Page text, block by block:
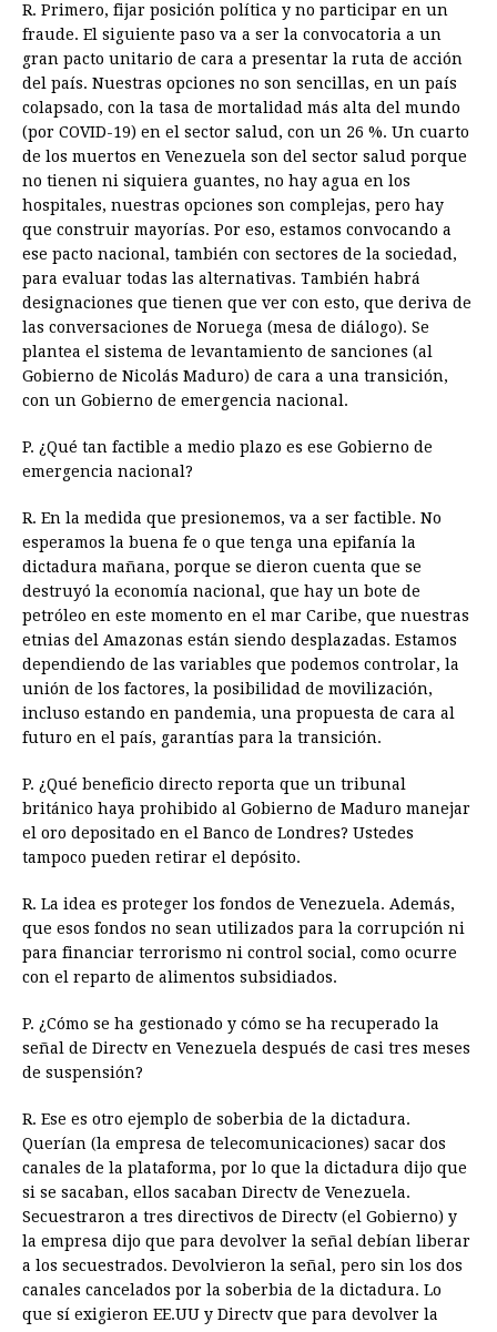
R. Primero, fijar posición política y no participar en un
fraude. El siguiente paso va a ser la convocatoria a un
gran pacto unitario de cara a presentar la ruta de acción
del país. Nuestras opciones no son sencillas, en un país
colapsado, con la tasa de mortalidad más alta del mundo
(por COVID-19) en el sector salud, con un 26 %. Un cuarto
de los muertos en Venezuela son del sector salud porque
no tienen ni siquiera guantes, no hay agua en los
hospitales, nuestras opciones son complejas, pero hay
que construir mayorías. Por eso, estamos convocando a
ese pacto nacional, también con sectores de la sociedad,
para evaluar todas las alternativas. También habrá
designaciones que tienen que ver con esto, que deriva de
las conversaciones de Noruega (mesa de diálogo). Se
plantea el sistema de levantamiento de sanciones (al
Gobierno de Nicolás Maduro) de cara a una transición,
con un Gobierno de emergencia nacional.
P. ¿Qué tan factible a medio plazo es ese Gobierno de
emergencia nacional?
R. En la medida que presionemos, va a ser factible. No
esperamos la buena fe o que tenga una epifanía la
dictadura mañana, porque se dieron cuenta que se
destruyó la economía nacional, que hay un bote de
petróleo en este momento en el mar Caribe, que nuestras
etnias del Amazonas están siendo desplazadas. Estamos
dependiendo de las variables que podemos controlar, la
unión de los factores, la posibilidad de movilización,
incluso estando en pandemia, una propuesta de cara al
futuro en el país, garantías para la transición.
P. ¿Qué beneficio directo reporta que un tribunal
británico haya prohibido al Gobierno de Maduro manejar
el oro depositado en el Banco de Londres? Ustedes
tampoco pueden retirar el depósito.
R. La idea es proteger los fondos de Venezuela. Además,
que esos fondos no sean utilizados para la corrupción ni
para financiar terrorismo ni control social, como ocurre
con el reparto de alimentos subsidiados.
P. ¿Cómo se ha gestionado y cómo se ha recuperado la
señal de Directv en Venezuela después de casi tres meses
de suspensión?
R. Ese es otro ejemplo de soberbia de la dictadura.
Querían (la empresa de telecomunicaciones) sacar dos
canales de la plataforma, por lo que la dictadura dijo que
si se sacaban, ellos sacaban Directv de Venezuela.
Secuestraron a tres directivos de Directv (el Gobierno) y
la empresa dijo que para devolver la señal debían liberar
a los secuestrados. Devolvieron la señal, pero sin los dos
canales cancelados por la soberbia de la dictadura. Lo
que sí exigieron EE.UU y Directv que para devolver la